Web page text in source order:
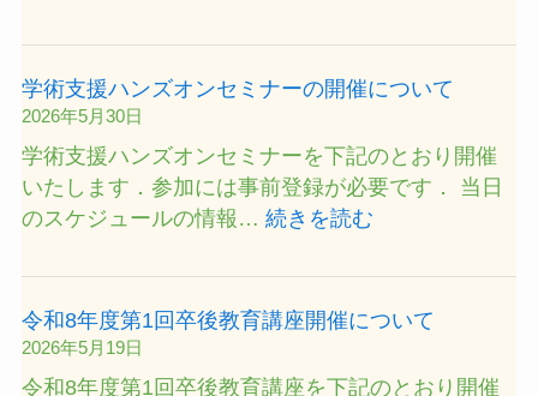
開
催
つ
い
て
究
の
開
催
つ
い
13
回
MRI
技
術
会
の
学術支援ハンズオンセミナーの開催について
2026年5月30日
学術支援ハンズオンセミナーを下記のとおり開催
いたします．参加には事前登録が必要です． 当日
のスケジュールの情報… 続きを読む:
術
支
令和8年度第1回卒後教育講座開催について
2026年5月19日
令和8年度第1回卒後教育講座を下記のとおり開催